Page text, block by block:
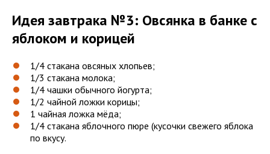
Идея завтрака №3: Овсянка в банке с
яблоком и корицей
1/4 стакана овсяных хлопьев;
1/3 стакана молока;
1/4 чашки обычного йогурта;
1/2 чайной ложки корицы;
1 чайная ложка мёда;
1/4 стакана яблочного пюре (кусочки свежего яблока
по вкусу.